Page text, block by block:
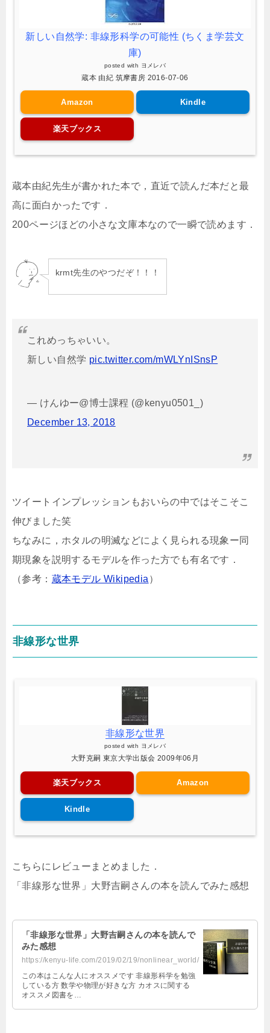
新しい自然学: 非線形科学の可能性 (ちくま学芸文
庫)
posted with ヨメレバ
蔵本 由紀 筑摩書房 2016-07-06
Amazon Kindle
楽天ブックス
蔵本由紀先生が書かれた本で，直近で読んだ本だと最
高に面白かったです．
200ページほどの小さな文庫本なので一瞬で読めます．
krmt先生のやつだぞ！！！
これめっちゃいい。
新しい自然学 pic.twitter.com/mWLYnISnsP
— けんゆー@博士課程 (@kenyu0501_)
December 13, 2018
ツイートインプレッションもおいらの中ではそこそこ
伸びました笑
ちなみに，ホタルの明滅などによく見られる現象ー同
期現象を説明するモデルを作った方でも有名です．
（参考： 蔵本モデル Wikipedia ）
非線形な世界
非線形な世界
posted with ヨメレバ
大野克嗣 東京大学出版会 2009年06月
楽天ブックス Amazon
Kindle
こちらにレビューまとめました．
「非線形な世界」大野吉嗣さんの本を読んでみた感想
「非線形な世界」大野吉嗣さんの本を読んで
みた感想
https://kenyu-life.com/2019/02/19/nonlinear_world/
この本はこんな人にオススメです 非線形科学を勉強
している方 数学や物理が好きな方 カオスに関する
オススメ図書を…